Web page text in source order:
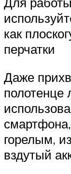
как
перчатки
Даже
полотенце
горелым,
вздутый